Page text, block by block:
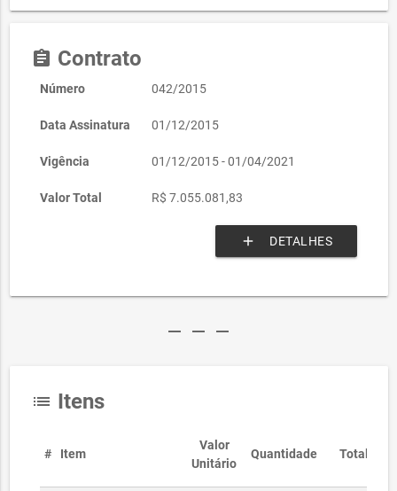
assignment Contrato
Número 042/2015
Data Assinatura 01/12/2015
Vigência 01/12/2015 - 01/04/2021
Valor Total R$ 7.055.081,83
add DETALHES
remove remove remove
list Itens
# Item
Valor
Unitário
Quantidade Total